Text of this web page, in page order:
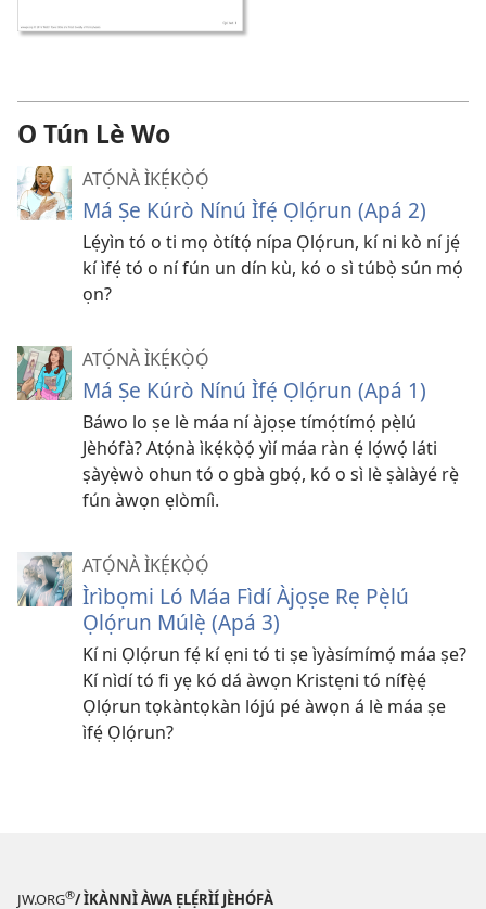
O Tún Lè Wo
ATỌ́NÀ ÌKẸ́KỌ̀Ọ́
Má Ṣe Kúrò Nínú Ìfẹ́ Ọlọ́run (Apá 2)
Lẹ́yìn tó o ti mọ òtítọ́ nípa Ọlọ́run, kí ni kò ní jẹ́
kí ìfẹ́ tó o ní fún un dín kù, kó o sì túbọ̀ sún mọ́
ọn?
ATỌ́NÀ ÌKẸ́KỌ̀Ọ́
Má Ṣe Kúrò Nínú Ìfẹ́ Ọlọ́run (Apá 1)
Báwo lo ṣe lè máa ní àjọṣe tímọ́tímọ́ pẹ̀lú
Jèhófà? Atọ́nà ìkẹ́kọ̀ọ́ yìí máa ràn ẹ́ lọ́wọ́ láti
ṣàyẹ̀wò ohun tó o gbà gbọ́, kó o sì lè ṣàlàyé rẹ̀
fún àwọn ẹlòmíì.
ATỌ́NÀ ÌKẸ́KỌ̀Ọ́
Ìrìbọmi Ló Máa Fìdí Àjọṣe Rẹ Pẹ̀lú
Ọlọ́run Múlẹ̀ (Apá 3)
Kí ni Ọlọ́run fẹ́ kí ẹni tó ti ṣe ìyàsímímọ́ máa ṣe?
Kí nìdí tó fi yẹ kó dá àwọn Kristẹni tó nífẹ̀ẹ́
Ọlọ́run tọkàntọkàn lójú pé àwọn á lè máa ṣe
ìfẹ́ Ọlọ́run?
JW.ORG®/ ÌKÀNNÌ ÀWA ẸLẸ́RÌÍ JÈHÓFÀ